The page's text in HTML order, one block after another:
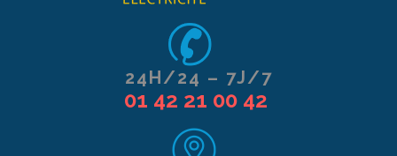
24H/24 – 7J/7
01 42 21 00 42